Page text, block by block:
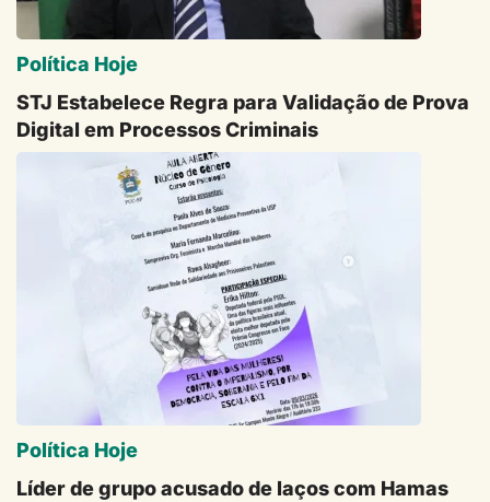
Política Hoje
STJ Estabelece Regra para Validação de Prova
Digital em Processos Criminais
Política Hoje
Líder de grupo acusado de laços com Hamas